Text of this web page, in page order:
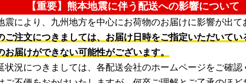
【重要】熊本地震に伴う配送への影響について
震により、九州地方を中心にお荷物のお届けに影響が出て
ご注文につきましては、お届け日時をご指定いただいてい
お届けができない可能性がございます。
状況につきましては、各配送会社のホームページをご確認